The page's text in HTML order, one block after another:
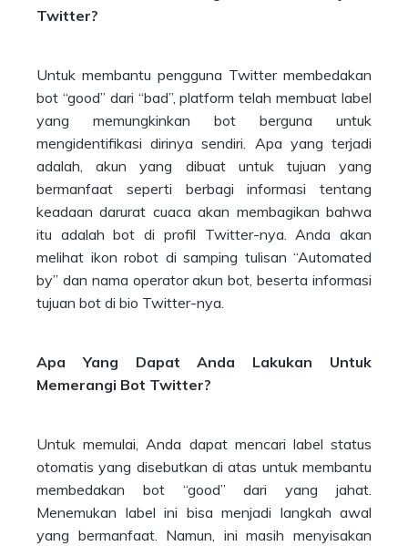
Twitter?
Untuk membantu pengguna Twitter membedakan
bot “good” dari “bad”, platform telah membuat label
yang memungkinkan bot berguna untuk
mengidentifikasi dirinya sendiri. Apa yang terjadi
adalah, akun yang dibuat untuk tujuan yang
bermanfaat seperti berbagi informasi tentang
keadaan darurat cuaca akan membagikan bahwa
itu adalah bot di profil Twitter-nya. Anda akan
melihat ikon robot di samping tulisan “Automated
by” dan nama operator akun bot, beserta informasi
tujuan bot di bio Twitter-nya.
Apa Yang Dapat Anda Lakukan Untuk
Memerangi Bot Twitter?
Untuk memulai, Anda dapat mencari label status
otomatis yang disebutkan di atas untuk membantu
membedakan bot “good” dari yang jahat.
Menemukan label ini bisa menjadi langkah awal
yang bermanfaat. Namun, ini masih menyisakan